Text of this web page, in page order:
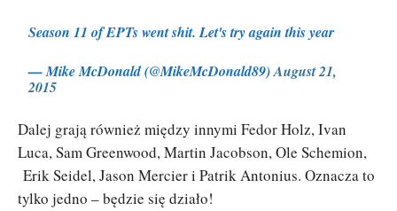
Season 11 of EPTs went shit. Let's try again this year
— Mike McDonald (@MikeMcDonald89)August 21,
2015
Dalej grają również między innymi Fedor Holz, Ivan
Luca, Sam Greenwood, Martin Jacobson, Ole Schemion,
Erik Seidel, Jason Mercier i Patrik Antonius. Oznacza to
tylko jedno – będzie się działo!